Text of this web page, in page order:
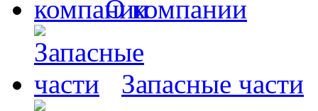
О компании
Запасные части